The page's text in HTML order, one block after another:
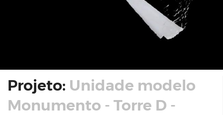
Projeto: Unidade modelo
Monumento - Torre D -